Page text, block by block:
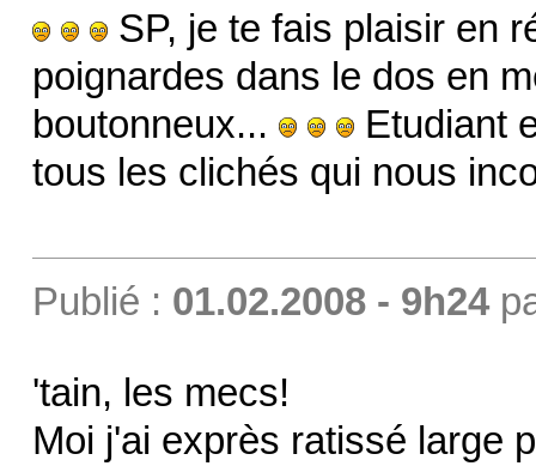
SP, je te fais plaisir en
poignardes dans le dos en
boutonneux...
Etudiant
tous les clichés qui nous
Publié : 01.02.2008 - 9h24
'tain, les mecs!
Moi j'ai exprès ratissé large